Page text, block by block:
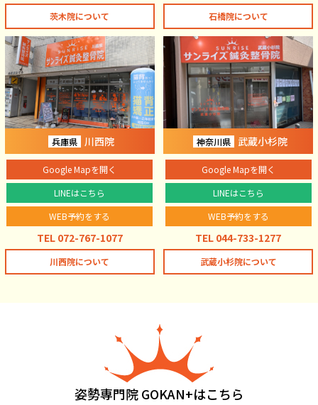
茨木院について 石橋院について
兵庫県 川西院
Google Mapを開く
LINEはこちら
WEB予約をする
TEL 072-767-1077
川西院について
神奈川県 武蔵小杉院
Google Mapを開く
LINEはこちら
WEB予約をする
TEL 044-733-1277
武蔵小杉院について
姿勢専門院 GOKAN+はこちら